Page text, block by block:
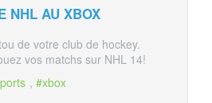
NHL AU XBOX
de votre club de hockey.
vos matchs sur NHL 14!
, #xbox